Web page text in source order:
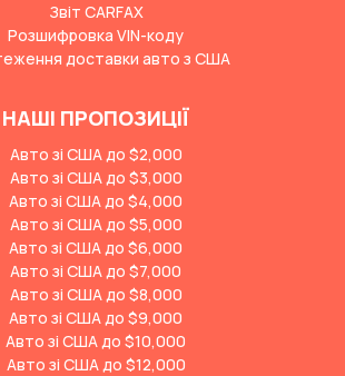
Звіт CARFAX
Розшифровка VIN-коду
доставки авто з США
НАШІ ПРОПОЗИЦІЇ
Авто зі США до $2,000
Авто зі США до $3,000
Авто зі США до $4,000
Авто зі США до $5,000
Авто зі США до $6,000
Авто зі США до $7,000
Авто зі США до $8,000
Авто зі США до $9,000
Авто зі США до $10,000
Авто зі США до $12,000